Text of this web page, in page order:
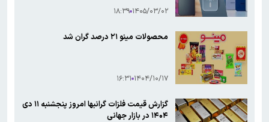
۱۴۰۵/۰۳/۰۲ ۱۸:۳۹
محصولات مینو ۲۱ درصد گران شد
۱۴۰۴/۱۰/۱۷ ۱۶:۳۱
گزارش قیمت فلزات گرانبها امروز پنجشنبه ۱۱ دی
۱۴۰۴ در بازار جهانی